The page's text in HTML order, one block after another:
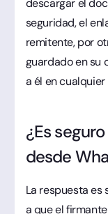
seguridad, el
remitente, por
guardado en su
a él en
¿Es
desde
La respuesta es
a que el